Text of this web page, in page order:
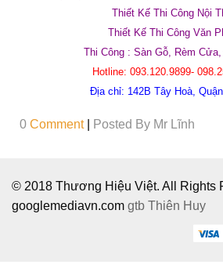
Thiết Kế Thi Công Nội
Thiết Kế Thi Công Văn
Thi Công : Sàn Gỗ, Rèm
Hotline: 093.120.9899-
Địa chỉ: 142B Tây Hoà,
0 Comment Posted By Mr Lĩnh
© 2018 Thương Hiệu Việt. All Rights
googlemediavn.com gtb Thiên Huy